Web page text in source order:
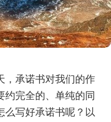
，承诺书对我们的作
约完全的、单纯的同
么写好承诺书呢？以